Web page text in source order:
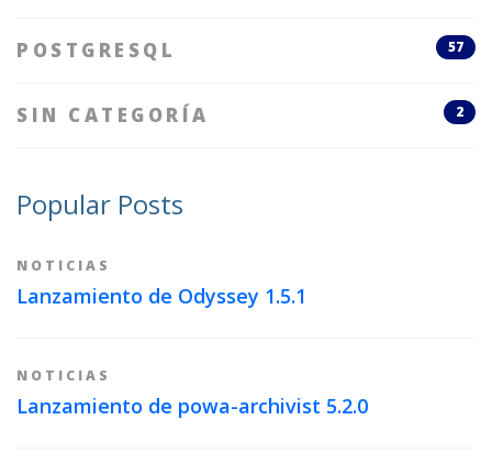
POSTGRESQL 57
SIN CATEGORÍA 2
Popular Posts
NOTICIAS
Lanzamiento de Odyssey 1.5.1
NOTICIAS
Lanzamiento de powa-archivist 5.2.0